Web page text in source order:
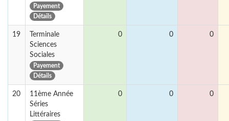
Payement
Détails
19
Terminale
Sciences
Sociales
Payement
Détails
0 0 0
20
11ème Année
Séries
Littéraires
0 0 0